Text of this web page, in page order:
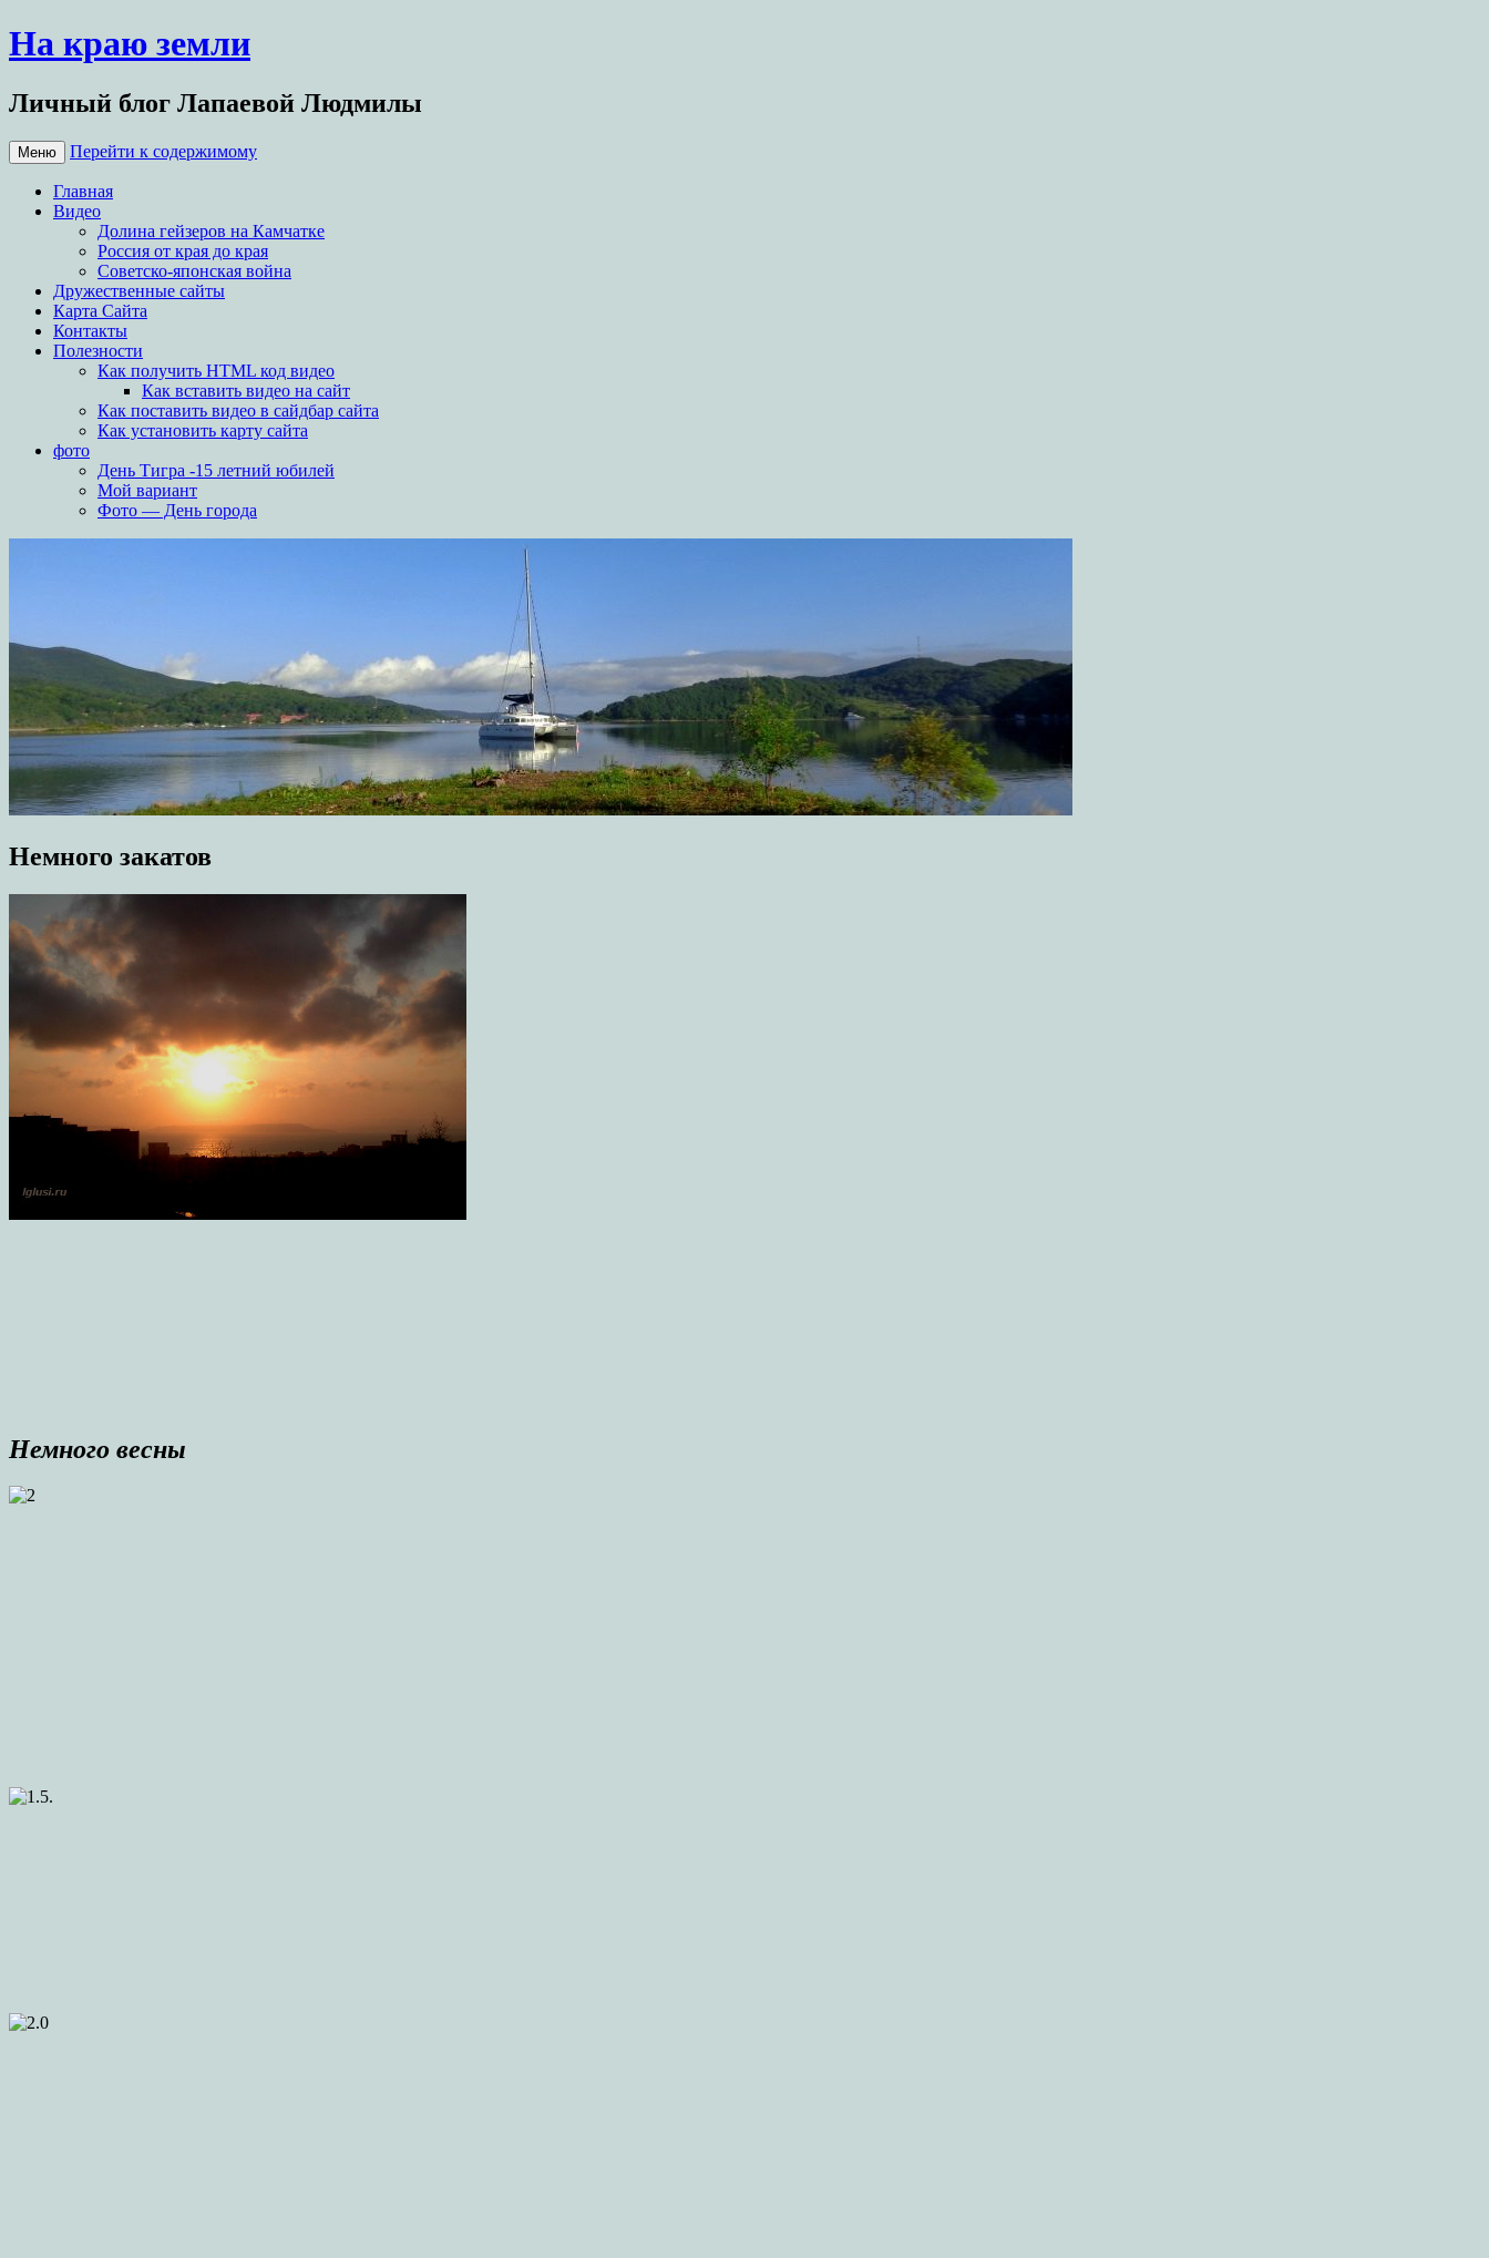
На краю земли
Личный блог Лапаевой Людмилы
Меню Перейти к содержимому
Главная
Видео
Долина гейзеров на Камчатке
Россия от края до края
Советско-японская война
Дружественные сайты
Карта Сайта
Контакты
Полезности
Как получить HTML код видео
Как вставить видео на сайт
Как поставить видео в сайдбар сайта
Как установить карту сайта
фото
День Тигра -15 летний юбилей
Мой вариант
Фото — День города
Немного закатов
Немного весны